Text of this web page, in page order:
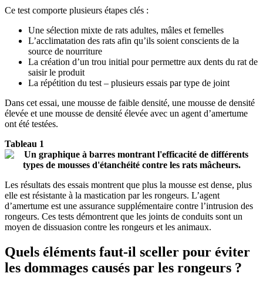
Ce test comporte plusieurs étapes clés :
Une sélection mixte de rats adultes, mâles et femelles
L’acclimatation des rats afin qu’ils soient conscients de la
source de nourriture
La création d’un trou initial pour permettre aux dents du rat de
saisir le produit
La répétition du test – plusieurs essais par type de joint
Dans cet essai, une mousse de faible densité, une mousse de densité
élevée et une mousse de densité élevée avec un agent d’amertume
ont été testées.
Tableau 1
Les résultats des essais montrent que plus la mousse est dense, plus
elle est résistante à la mastication par les rongeurs. L’agent
d’amertume est une assurance supplémentaire contre l’intrusion des
rongeurs. Ces tests démontrent que les joints de conduits sont un
moyen de dissuasion contre les rongeurs et les animaux.
Quels éléments faut-il sceller pour éviter
les dommages causés par les rongeurs ?